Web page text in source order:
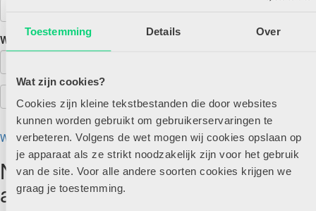
Toestemming Details Over
Wat zijn cookies?
Cookies zijn kleine tekstbestanden die door websites
kunnen worden gebruikt om gebruikerservaringen te
verbeteren. Volgens de wet mogen wij cookies opslaan op
je apparaat als ze strikt noodzakelijk zijn voor het gebruik
van de site. Voor alle andere soorten cookies krijgen we
graag je toestemming.
Wachtwoord
Wachtwoord vergeten?
Nog geen account maar wel
abonnee?